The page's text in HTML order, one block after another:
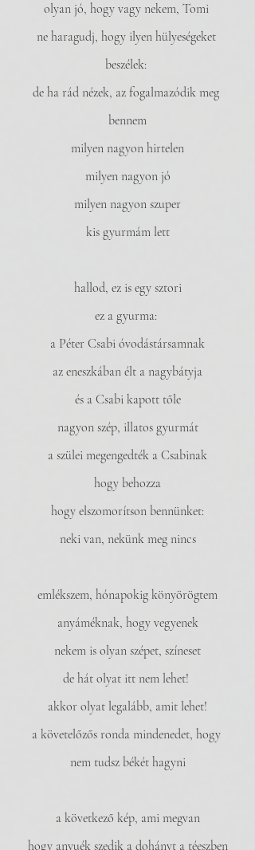
olyan jó, hogy vagy nekem, Tomi
ne haragudj, hogy ilyen hülyeségeket
beszélek:
de ha rád nézek, az fogalmazódik meg
bennem
milyen nagyon hirtelen
milyen nagyon jó
milyen nagyon szuper
kis gyurmám lett
hallod, ez is egy sztori
ez a gyurma:
a Péter Csabi óvodástársamnak
az eneszkában élt a nagybátyja
és a Csabi kapott tőle
nagyon szép, illatos gyurmát
a szülei megengedték a Csabinak
hogy behozza
hogy elszomorítson bennünket:
neki van, nekünk meg nincs
emlékszem, hónapokig könyörögtem
anyáméknak, hogy vegyenek
nekem is olyan szépet, színeset
de hát olyat itt nem lehet!
akkor olyat legalább, amit lehet!
a követelőzős ronda mindenedet, hogy
nem tudsz békét hagyni
a következő kép, ami megvan
hogy anyuék szedik a dohányt a téeszben